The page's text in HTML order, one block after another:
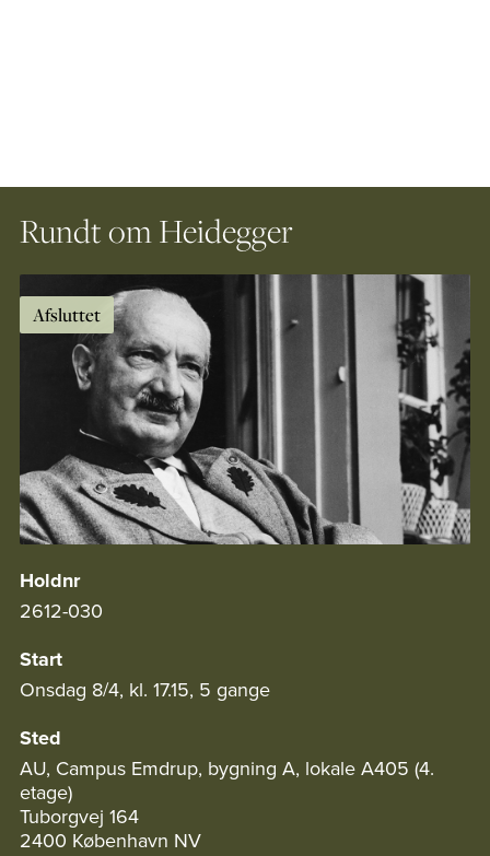
Rundt om Heidegger
Afsluttet
Holdnr
2612-030
Start
Onsdag 8/4, kl. 17.15, 5 gange
Sted
AU, Campus Emdrup, bygning A, lokale A405 (4.
etage)
Tuborgvej 164
2400 København NV